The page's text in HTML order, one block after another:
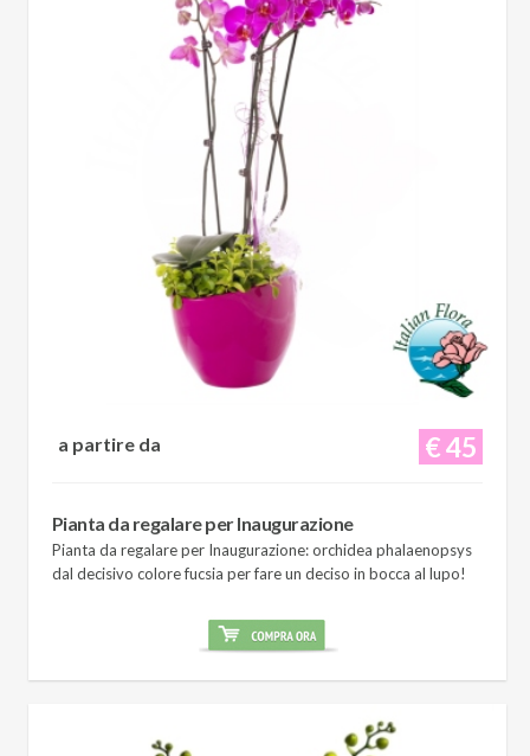
€ 45
a partire da
Pianta da regalare per Inaugurazione
Pianta da regalare per Inaugurazione: orchidea phalaenopsys
dal decisivo colore fucsia per fare un deciso in bocca al lupo!